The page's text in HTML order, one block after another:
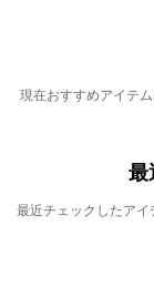
現在おすすめアイテム
最
最近チェックしたアイ